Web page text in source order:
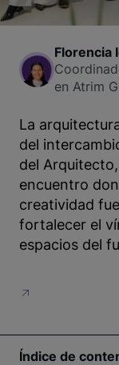
Florencia
en Atrim
La
del
del
encuentro
creatividad
fortalecer el
espacios del
Índice de